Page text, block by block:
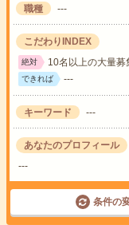
職種 ---
こだわりINDEX
絶対 10名以上の大量募
できれば ---
キーワード ---
あなたのプロフィール
---
条件の